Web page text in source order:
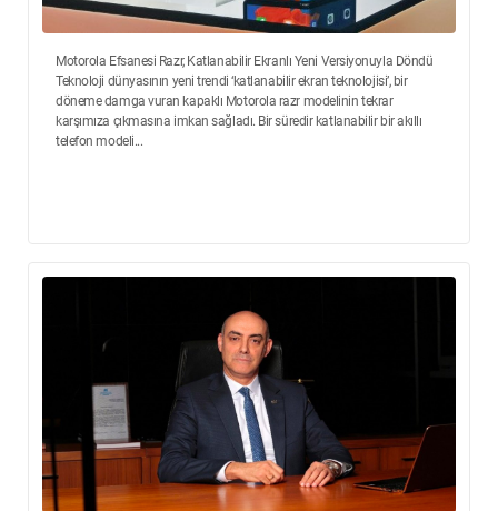
Motorola Efsanesi Razr, Katlanabilir Ekranlı Yeni Versiyonuyla Döndü
Teknoloji dünyasının yeni trendi ‘katlanabilir ekran teknolojisi’, bir
döneme damga vuran kapaklı Motorola razr modelinin tekrar
karşımıza çıkmasına imkan sağladı. Bir süredir katlanabilir bir akıllı
telefon modeli...